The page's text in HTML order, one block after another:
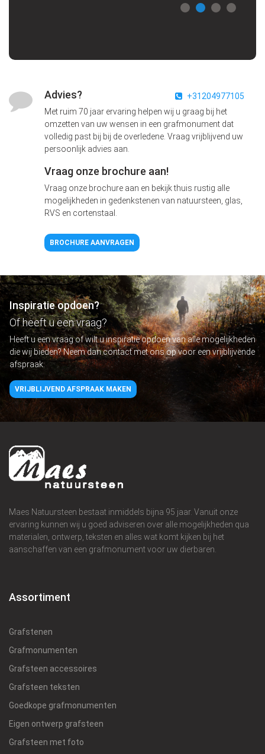
Advies?
Met ruim 70 jaar ervaring helpen wij u graag bij het
omzetten van uw wensen in een grafmonument dat
volledig past bij bij de overledene. Vraag vrijblijvend uw
persoonlijk advies aan.
+31204977105
Vraag onze brochure aan!
Vraag onze brochure aan en bekijk thuis rustig alle
mogelijkheden in gedenkstenen van natuursteen, glas,
RVS en cortenstaal.
BROCHURE AANVRAGEN
Inspiratie opdoen?
Of heeft u een vraag?
Heeft u een vraag of wilt u inspiratie opdoen van alle mogelijkheden
die wij bieden? Neem dan contact met ons op voor een vrijblijvende
afspraak.
VRIJBLIJVEND AFSPRAAK MAKEN
Maes Natuursteen bestaat inmiddels bijna 95 jaar. Vanuit onze
ervaring kunnen wij u goed adviseren over alle mogelijkheden qua
materialen, ontwerp, teksten en alles wat komt kijken bij het
aanschaffen van een grafmonument voor uw dierbaren.
Assortiment
Grafstenen
Grafmonumenten
Grafsteen accessoires
Grafsteen teksten
Goedkope grafmonumenten
Eigen ontwerp grafsteen
Grafsteen met foto